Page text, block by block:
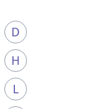
D
H
L